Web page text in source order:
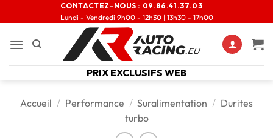
CONTACTEZ-NOUS : 09.86.41.37.03
Lundi - Vendredi 9h00 - 12h30 | 13h30 - 17h00
PRIX EXCLUSIFS WEB
Accueil / Performance / Suralimentation / Durites
turbo